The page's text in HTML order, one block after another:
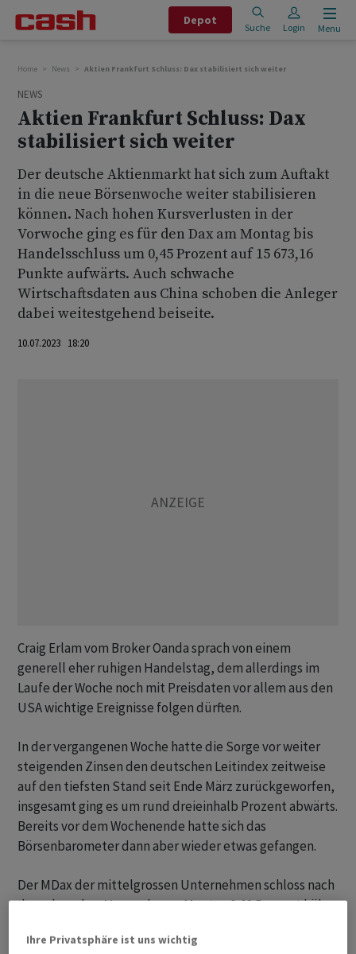
Depot
Suche Login Menu
Home News Aktien Frankfurt Schluss: Dax stabilisiert sich weiter
NEWS
Aktien Frankfurt Schluss: Dax
stabilisiert sich weiter
Der deutsche Aktienmarkt hat sich zum Auftakt
in die neue Börsenwoche weiter stabilisieren
können. Nach hohen Kursverlusten in der
Vorwoche ging es für den Dax am Montag bis
Handelsschluss um 0,45 Prozent auf 15 673,16
Punkte aufwärts. Auch schwache
Wirtschaftsdaten aus China schoben die Anleger
dabei weitestgehend beiseite.
10.07.2023 18:20
Craig Erlam vom Broker Oanda sprach von einem
generell eher ruhigen Handelstag, dem allerdings im
Laufe der Woche noch mit Preisdaten vor allem aus den
USA wichtige Ereignisse folgen dürften.
In der vergangenen Woche hatte die Sorge vor weiter
steigenden Zinsen den deutschen Leitindex zeitweise
auf den tiefsten Stand seit Ende März zurückgeworfen,
insgesamt ging es um rund dreieinhalb Prozent abwärts.
Bereits vor dem Wochenende hatte sich das
Börsenbarometer dann aber wieder etwas gefangen.
Der MDax der mittelgrossen Unternehmen schloss nach
der schwachen Vorwoche am Montag 0,08 Prozent höher
Ihre Privatsphäre ist uns wichtig